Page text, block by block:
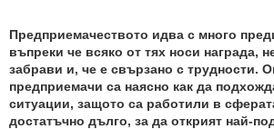
Предприемачеството идва с много
въпреки че всяко от тях носи награда,
забрави и, че е свързано с трудности.
предприемачи са наясно как да
ситуации, защото са работили в
достатъчно дълго, за да открият най-